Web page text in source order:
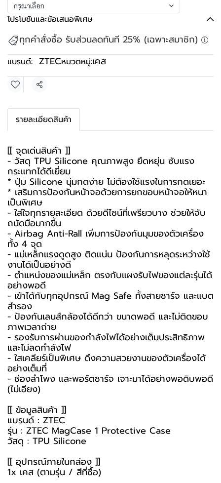
กรุณาเลือก
โปรโมชันและข้อเสนอพิเศษ
ทุกคำสั่งซื้อ รับส่วนลดทันที 25% (เฉพาะสมาชิก)
แบรนด์: ZTECหมวดหมู่:เคส
แชร์
รายละเอียดสินค้า
[[ จุดเด่นสินค้า ]]
- วัสดุ TPU Silicone คุณภาพสูง ยืดหยุ่น ซับแรง
กระแทกได้ดีเยี่ยม
* ปุ่ม Silicone นุ่มกดง่าย ไม่ต้องใช้แรงในการกดเยอะ
* เสริมการป้องกันหน้าจอด้วยการยกขอบหน้าจอให้หนา
เป็นพิเศษ
- ใส่ใจทุกรายละเอียด ด้วยดีไซน์ที่เพรียวบาง ช่วยให้จับ
ถนัดมือมากขึ้น
- Airbag Anti-Rall เพิ่มการป้องกันมุมของตัวเครื่อง
ทั้ง 4 จุด
- แม่เหล็กแรงดูดสูง ติดแน่น ป้องกันการหลุดระหว่างใช้
งานได้เป็นอย่างดี
- ตำแหน่งของแม่เหล็ก ตรงกับแผงรับไฟของแต่ละรุ่นได้
อย่างพอดี
- เข้าได้กับทุกอุปกรณ์ Mag Safe ทั้งสายชาร์จ และแบต
สำรอง
- ป้องกันเลนส์กล้องได้ดีกว่า ขนาดพอดี และไม่ติดขอบ
ภาพเวลาถ่าย
- รองรับการผ่านของกำลังไฟได้อย่างเต็มประสิทธิภาพ
และไม่ลดกำลังไฟ
- ใสเคลียร์เป็นพิเศษ ดึงความสวยงานของตัวเครื่องได้
อย่างเต็มที่
- ช่องลำโพง และพอร์ตชาร์จ เจาะมาได้อย่างพอดิบพอดี
(ไม่เอียง)
[[ ข้อมูลสินค้า ]]
แบรนด์ : ZTEC
รุ่น : ZTEC MagCase 1 Protective Case
วัสดุ : TPU Silicone
[[ อุปกรณ์ภายในกล่อง ]]
1x เคส (ตามรุ่น / สีที่ซื้อ)